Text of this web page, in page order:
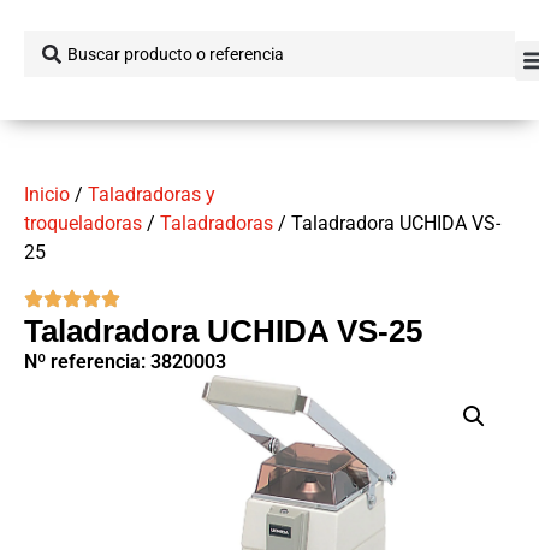
Inicio / Taladradoras y
troqueladoras / Taladradoras / Taladradora UCHIDA VS-
25
Taladradora UCHIDA VS-25
Nº referencia: 3820003